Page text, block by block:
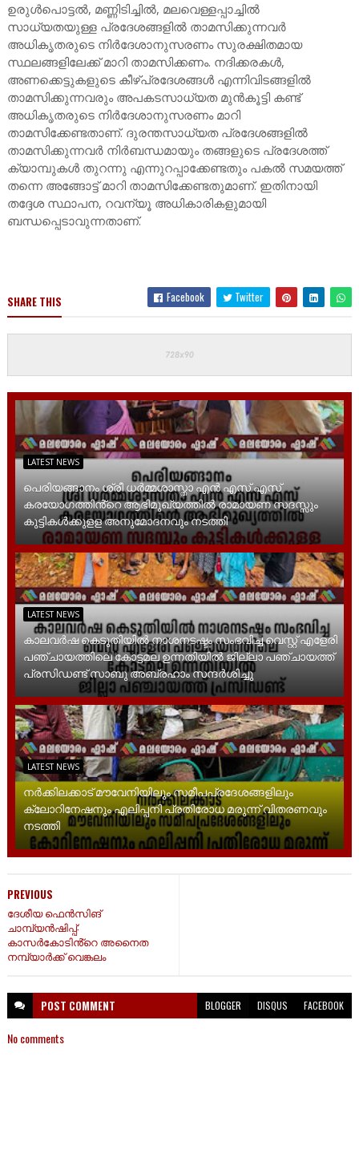
ഉരുൾപൊട്ടൽ, മണ്ണിടിച്ചിൽ, മലവെള്ളപ്പാച്ചിൽ
സാധ്യതയുള്ള പ്രദേശങ്ങളിൽ താമസിക്കുന്നവർ
അധികൃതരുടെ നിർദേശാനുസരണം സുരക്ഷിതമായ
സ്ഥലങ്ങളിലേക്ക് മാറി താമസിക്കണം. നദിക്കരകൾ,
അണക്കെട്ടുകളുടെ കീഴ്പ്രദേശങ്ങൾ എന്നിവിടങ്ങളിൽ
താമസിക്കുന്നവരും അപകടസാധ്യത മുൻകൂട്ടി കണ്ട്
അധികൃതരുടെ നിർദേശാനുസരണം മാറി
താമസിക്കേണ്ടതാണ്. ദുരന്തസാധ്യത പ്രദേശങ്ങളിൽ
താമസിക്കുന്നവർ നിർബന്ധമായും തങ്ങളുടെ പ്രദേശത്ത്
ക്യാമ്പുകൾ തുറന്നു എന്നുറപ്പാക്കേണ്ടതും പകൽ സമയത്ത്
തന്നെ അങ്ങോട്ട് മാറി താമസിക്കേണ്ടതുമാണ്. ഇതിനായി
തദ്ദേശ സ്ഥാപന, റവന്യൂ അധികാരികളുമായി
ബന്ധപ്പെടാവുന്നതാണ്.
SHARE THIS Facebook Twitter
LATEST NEWS
പെരിയങ്ങാനം ശ്രീ ധർമ്മശാസ്താ എൻ എസ് എസ്
കരയോഗത്തിൻ്റെ ആഭിമുഖ്യത്തിൽ രാമായണ സദസ്സും
കുട്ടികൾക്കുളള അനുമോദനവും നടത്തി
LATEST NEWS
കാലവർഷ കെടുതിയിൽ നാശനടഷ്ടം സംഭവിച്ച വെസ്റ്റ് എളേരി
പഞ്ചായത്തിലെ കോട്ടമല ഉന്നതിയിൽ ജില്ലാ പഞ്ചായത്ത്
പ്രസിഡണ്ട് സാബു അബ്രഹാം സന്ദര്‍ശിച്ചു
LATEST NEWS
നർക്കിലക്കാട് മൗവേനിയിലും സമീപപ്രദേശങ്ങളിലും
ക്ലോറിനേഷനും എലിപ്പനി പ്രതിരോധ മരുന്ന് വിതരണവും
നടത്തി
PREVIOUS
ദേശീയ ഫെൻസിങ്
ചാമ്പ്യൻഷിപ്പ്:
കാസർകോടിൻ്റെ അനൈത
നമ്പ്യാർക്ക് വെങ്കലം
POST COMMENT BLOGGER DISQUS FACEBOOK
No comments